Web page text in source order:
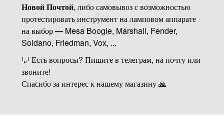
Новой Почтой, либо самовывоз с возможностью
протестировать инструмент на ламповом аппарате
на выбор — Mesa Boogie, Marshall, Fender,
Soldano, Friedman, Vox, ...
💬 Есть вопросы? Пишите в телеграм, на почту или
звоните!
Спасибо за интерес к нашему магазину 🙏